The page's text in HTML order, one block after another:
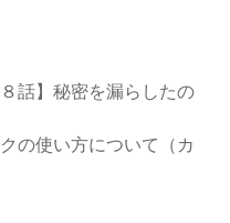
話】秘密を漏らしたの
の使い方について（カ